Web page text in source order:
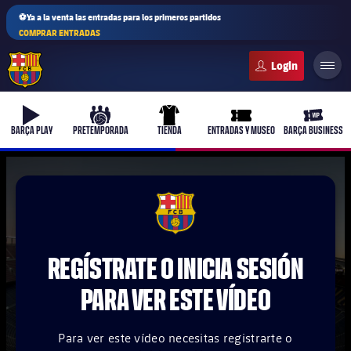
⚽Ya a la venta las entradas para los primeros partidos
COMPRAR ENTRADAS
b-play
BARÇA PLAY
culers-ball
PRETEMPORADA
uniform
TIENDA
ticket-full
ENTRADAS Y MUSEO
ticket-
BARÇA BUSINESS
plusicon
plusicon
más
FCB Barcelona badge
REGÍSTRATE O INICIA SESIÓN
PARA VER ESTE VÍDEO
Para ver este vídeo necesitas registrarte o